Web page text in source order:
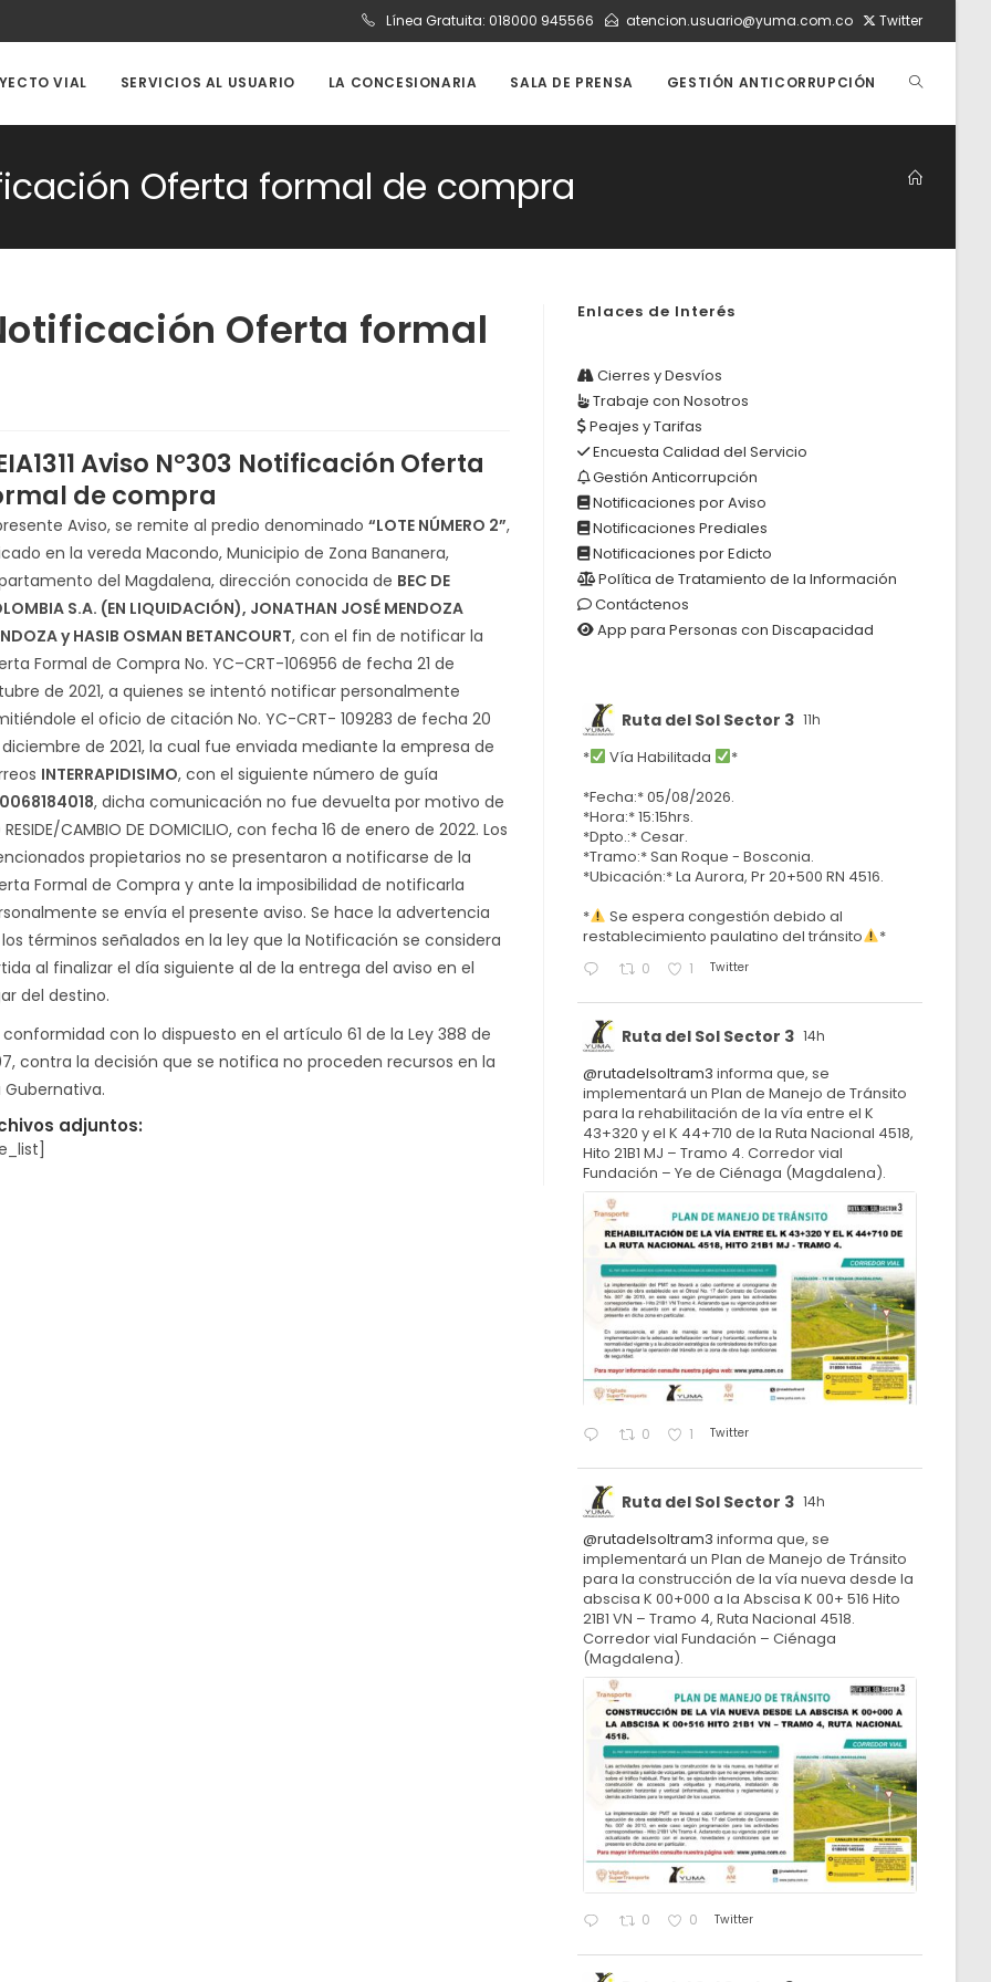
Línea Gratuita: 018000 945566 atencion.usuario@yuma.com.co Twitter
VIAL SERVICIOS AL USUARIO LA CONCESIONARIA SALA DE PRENSA GESTIÓN ANTICORRUPCIÓN ALTERNAR
BÚSQUEDA
DE
Oferta formal de compra
Oferta formal
Aviso N°303 Notificación Oferta
de compra
Aviso, se remite al predio denominado “LOTE NÚMERO 2”,
en la vereda Macondo, Municipio de Zona Bananera,
del Magdalena, dirección conocida de BEC DE
S.A. (EN LIQUIDACIÓN), JONATHAN JOSÉ MENDOZA
y HASIB OSMAN BETANCOURT, con el fin de notificar la
Formal de Compra No. YC–CRT-106956 de fecha 21 de
de 2021, a quienes se intentó notificar personalmente
el oficio de citación No. YC-CRT- 109283 de fecha 20
de 2021, la cual fue enviada mediante la empresa de
INTERRAPIDISIMO, con el siguiente número de guía
, dicha comunicación no fue devuelta por motivo de
RESIDE/CAMBIO DE DOMICILIO, con fecha 16 de enero de 2022. Los
propietarios no se presentaron a notificarse de la
Formal de Compra y ante la imposibilidad de notificarla
se envía el presente aviso. Se hace la advertencia
términos señalados en la ley que la Notificación se considera
al finalizar el día siguiente al de la entrega del aviso en el
del destino.
conformidad con lo dispuesto en el artículo 61 de la Ley 388 de
contra la decisión que se notifica no proceden recursos en la
Gubernativa.
adjuntos:
Enlaces de Interés
Cierres y Desvíos
Trabaje con Nosotros
Peajes y Tarifas
Encuesta Calidad del Servicio
Gestión Anticorrupción
Notificaciones por Aviso
Notificaciones Prediales
Notificaciones por Edicto
Política de Tratamiento de la Información
Contáctenos
App para Personas con Discapacidad
Ruta del Sol Sector 3 11h
* Vía Habilitada
*
*Fecha:* 05/08/2026.
*Hora:* 15:15hrs.
*Dpto.:* Cesar.
*Tramo:* San Roque - Bosconia.
*Ubicación:* La Aurora, Pr 20+500 RN 4516.
*
Se espera congestión debido al
restablecimiento paulatino del tránsito
*
0 1 Twitter
Ruta del Sol Sector 3 14h
@rutadelsoltram3 informa que, se
implementará un Plan de Manejo de Tránsito
para la rehabilitación de la vía entre el K
43+320 y el K 44+710 de la Ruta Nacional 4518,
Hito 21B1 MJ – Tramo 4. Corredor vial
Fundación – Ye de Ciénaga (Magdalena).
0 1 Twitter
Ruta del Sol Sector 3 14h
@rutadelsoltram3 informa que, se
implementará un Plan de Manejo de Tránsito
para la construcción de la vía nueva desde la
abscisa K 00+000 a la Abscisa K 00+ 516 Hito
21B1 VN – Tramo 4, Ruta Nacional 4518.
Corredor vial Fundación – Ciénaga
(Magdalena).
0 0 Twitter